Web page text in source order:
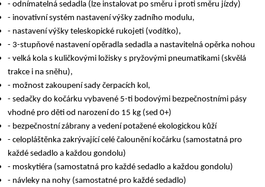
- odnímatelná sedadla (lze instalovat po směru i proti směru jízdy)
- inovativní systém nastavení výšky zadního modulu,
- nastavení výšky teleskopické rukojeti (vodítko),
- 3-stupňové nastavení opěradla sedadla a nastavitelná opěrka nohou
- velká kola s kuličkovými ložisky s pryžovými pneumatikami (skvělá
trakce i na sněhu),
- možnost zakoupení sady čerpacích kol,
- sedačky do kočárku vybavené 5-ti bodovými bezpečnostními pásy
vhodné pro děti od narození do 15 kg (sed 0+)
- bezpečnostní zábrany a vedení potažené ekologickou kůží
- celopláštěnka zakrývající celé čalounění kočárku (samostatná pro
každé sedadlo a každou gondolu)
- moskytiéra (samostatná pro každé sedadlo a každou gondolu)
- návleky na nohy (samostatné pro každé sedadlo)